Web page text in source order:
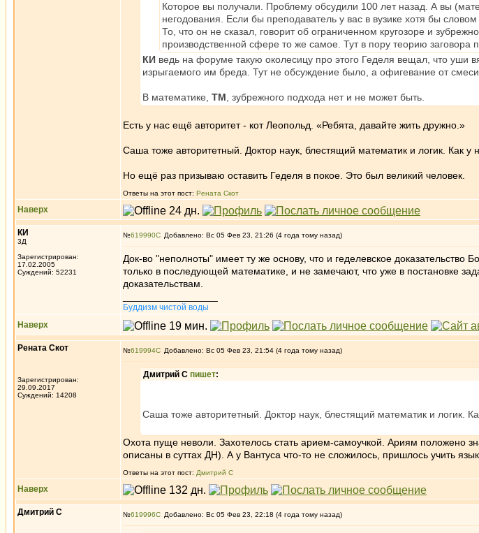
Которое вы получали. Проблему обсудили 100 лет назад. А вы
негодования. Если бы преподаватель у вас в вузике хотя бы
То, что он не сказал, говорит об ограниченном кругозоре и
производственной сфере то же самое. Тут в пору теорию
КИ ведь на форуме такую околесицу про этого Геделя вещал, что уши
изрыгаемого им бреда. Тут не обсуждение было, а офигевание от
В математике, ТМ , зубрежного подхода нет и не может быть.
Есть у нас ещё авторитет - кот Леопольд. «Ребята, давайте жить дружно.»
Саша тоже авторитетный. Доктор наук, блестящий математик и логик. Как
Но ещё раз призываю оставить Геделя в покое. Это был великий человек.
Ответы на этот пост: Рената Скот
Наверх
КИ
3Д
Зарегистрирован:
17.02.2005
Суждений: 52231
№619990 Добавлено: Вс 05 Фев 23, 21:26 (4 года тому назад)
Док-во "неполноты" имеет ту же основу, что и геделевское
только в последующей математике, и не замечают, что уже в постановке
доказательствам.
Буддизм чистой воды
Наверх
Рената Скот
Зарегистрирован:
29.09.2017
Суждений: 14208
№619994 Добавлено: Вс 05 Фев 23, 21:54 (4 года тому назад)
Дмитрий С пишет:
Саша тоже авторитетный. Доктор наук, блестящий математик и логик.
Охота пуще неволи. Захотелось стать арием-самоучкой. Ариям положено
описаны в суттах ДН). А у Вантуса что-то не сложилось, пришлось учить
Ответы на этот пост: Дмитрий С
Наверх
Дмитрий С №619996 Добавлено: Вс 05 Фев 23, 22:18 (4 года тому назад)